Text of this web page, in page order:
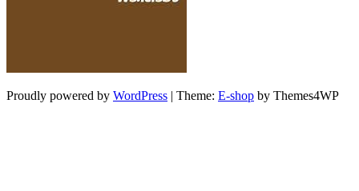
Proudly powered by WordPress | Theme: E-shop by Themes4WP